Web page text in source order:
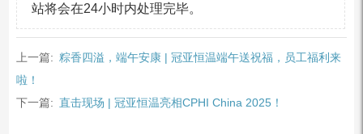
站将会在24小时内处理完毕。
上一篇: 粽香四溢，端午安康 | 冠亚恒温端午送祝福，员工福利来
啦！
下一篇: 直击现场 | 冠亚恒温亮相CPHI China 2025！